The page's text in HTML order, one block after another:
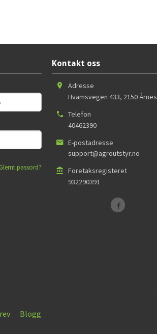
Glemt passord?
Kontakt oss
Adresse
Hvamsvegen 433, 2150Årnes
Telefon
40462390
E-postadresse
support@agroutstyr.no
Foretaksregisteret
932290391
Blogg